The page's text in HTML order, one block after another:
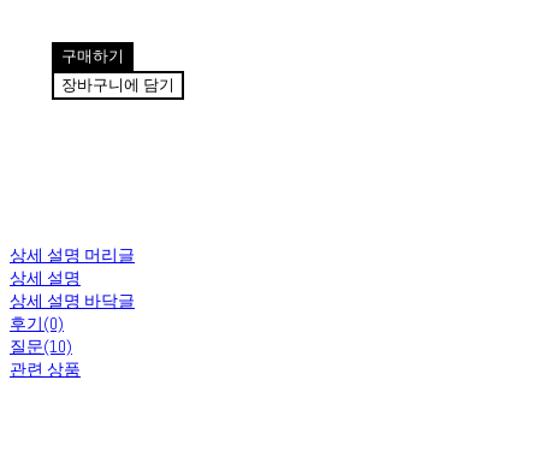
구매하기
장바구니에 담기
상세 설명 머리글
상세 설명
상세 설명 바닥글
후기(0)
질문(10)
관련 상품